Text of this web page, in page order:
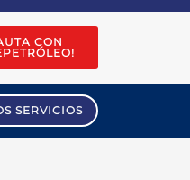
CON
SERVICIOS